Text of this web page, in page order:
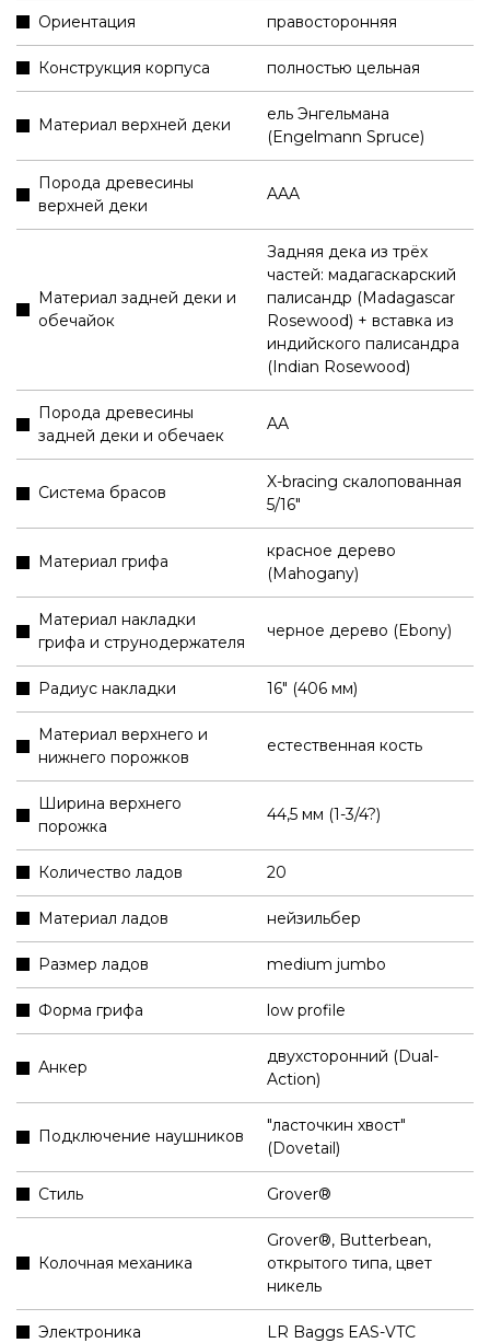
Ориентация правосторонняя
Конструкция корпуса полностью цельная
Материал верхней деки
ель Энгельмана
(Engelmann Spruce)
Порода древесины
верхней деки
AAA
Материал задней деки и
обечайок
Задняя дека из трёх
частей: мадагаскарский
палисандр (Madagascar
Rosewood) + вставка из
индийского палисандра
(Indian Rosewood)
Порода древесины
задней деки и обечаек
AA
Система брасов
X-bracing скалопованная
5/16"
Материал грифа
красное дерево
(Mahogany)
Материал накладки
грифа и струнодержателя
черное дерево (Ebony)
Радиус накладки 16" (406 мм)
Материал верхнего и
нижнего порожков
естественная кость
Ширина верхнего
порожка
44,5 мм (1-3/4?)
Количество ладов 20
Материал ладов нейзильбер
Размер ладов medium jumbo
Форма грифа low profile
Анкер
двухсторонний (Dual-
Action)
Подключение наушников
"ласточкин хвост"
(Dovetail)
Стиль Grover®
Колочная механика
Grover®, Butterbean,
открытого типа, цвет
никель
Электроника LR Baggs EAS-VTC